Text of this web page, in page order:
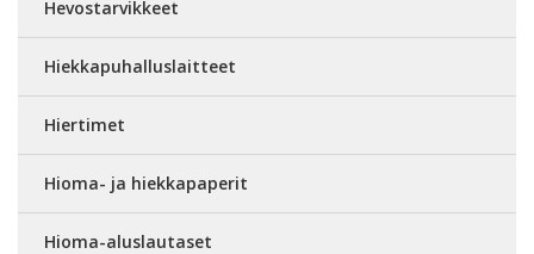
Hevostarvikkeet
Hiekkapuhalluslaitteet
Hiertimet
Hioma- ja hiekkapaperit
Hioma-aluslautaset